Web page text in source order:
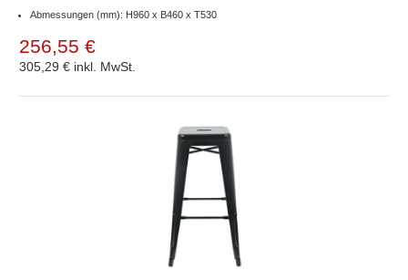
Abmessungen (mm): H960 x B460 x T530
256,55 €
305,29 € inkl. MwSt.